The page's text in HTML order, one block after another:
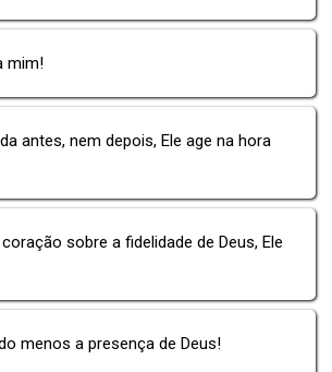
mim!
antes, nem depois, Ele age na hora
sobre a fidelidade de Deus, Ele
menos a presença de Deus!